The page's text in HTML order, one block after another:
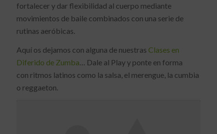
fortalecer y dar flexibilidad al cuerpo mediante
movimientos de baile combinados con una serie de
rutinas aeróbicas.
Aquí os dejamos con alguna de nuestras Clases en
Diferido de Zumba… Dale al Play y ponte en forma
con ritmos latinos como la salsa, el merengue, la cumbia
o reggaeton.